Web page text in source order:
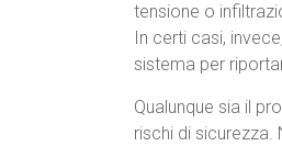
tensione o
In certi casi,
sistema per
Qualunque sia il
rischi di sicurezza.